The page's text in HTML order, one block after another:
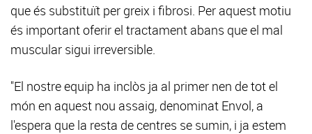
que és substituït per greix i fibrosi. Per aquest motiu
és important oferir el tractament abans que el mal
muscular sigui irreversible.
"El nostre equip ha inclòs ja al primer nen de tot el
món en aquest nou assaig, denominat Envol, a
l'espera que la resta de centres se sumin, i ja estem